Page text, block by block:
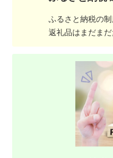
ふるさと納税の
返礼品はまだま